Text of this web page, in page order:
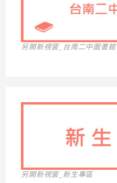
另開新視窗_台南二中圖書館
另開新視窗_新生專區